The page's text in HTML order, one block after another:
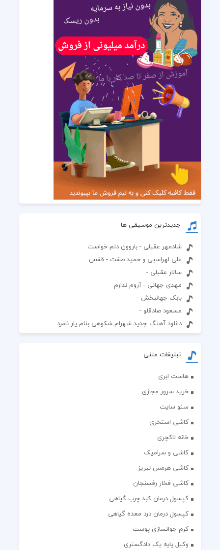
جدیدترین موسیقی ها
شادمهر عقیلی - باروون دلم خواست
علی لهراسبی و حمید صفت - قفس
سالار عقیلی -
مهدی جهانی - آروم ندارم
بابک جهانبخش -
مسعود صادقلو -
دانلود آهنگ جدید شهرام شکوهی بنام یار نامرد
تبلیغات متنی
هاست ابری
خرید سرور مجازی
سئو سایت
کاشی استخری
خانه لاکچری
کاشی و سرامیک
کاشی هرمس تبریز
کاشی فخار رفسنجان
کپسول درمان کبد چرب گیاهی
کپسول درمان درد معده گیاهی
کرم جوانسازی پوست
وکیل پایه یک دادگستری